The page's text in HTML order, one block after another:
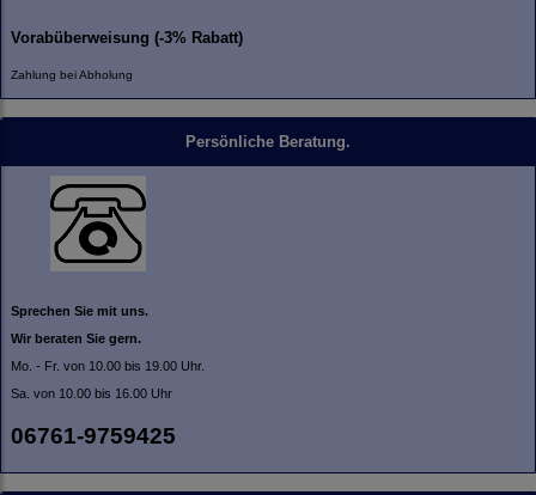
Vorabüberweisung (-3% Rabatt)
Zahlung bei Abholung
Persönliche Beratung.
Sprechen Sie mit uns.
Wir beraten Sie gern.
Mo. - Fr. von 10.00 bis 19.00 Uhr.
Sa. von 10.00 bis 16.00 Uhr
06761-9759425